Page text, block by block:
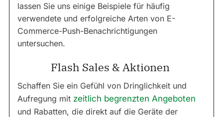
lassen Sie uns einige Beispiele für häufig
verwendete und erfolgreiche Arten von E-
Commerce-Push-Benachrichtigungen
untersuchen.
Flash Sales & Aktionen
Schaffen Sie ein Gefühl von Dringlichkeit und
Aufregung mit zeitlich begrenzten Angeboten
und Rabatten, die direkt auf die Geräte der